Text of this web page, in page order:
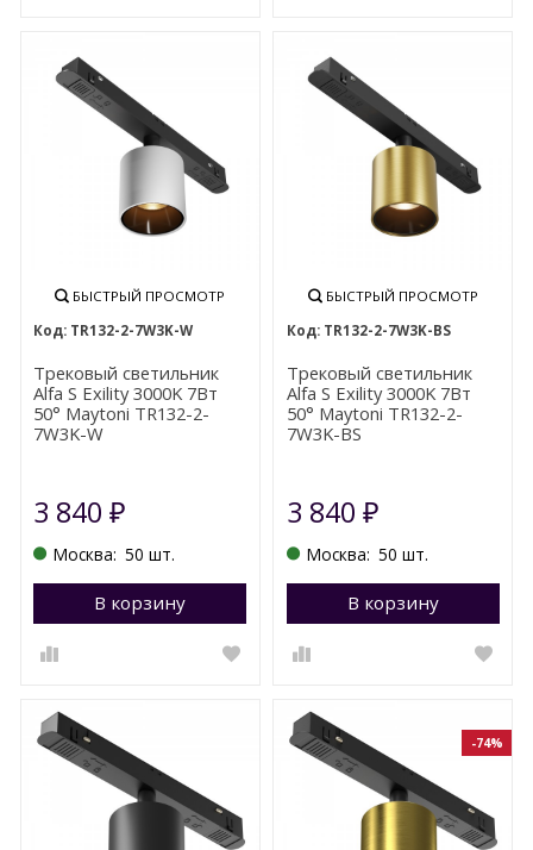
БЫСТРЫЙ ПРОСМОТР
TR132-2-7W3K-W
Трековый светильник
Alfa S Exility 3000K 7Вт
50° Maytoni TR132-2-
7W3K-W
3 840₽
Москва: 50 шт.
В корзину Перейти в корзину
БЫСТРЫЙ ПРОСМОТР
TR132-2-7W3K-BS
Трековый светильник
Alfa S Exility 3000K 7Вт
50° Maytoni TR132-2-
7W3K-BS
3 840 ₽
Москва: 50 шт.
В корзину
-74%